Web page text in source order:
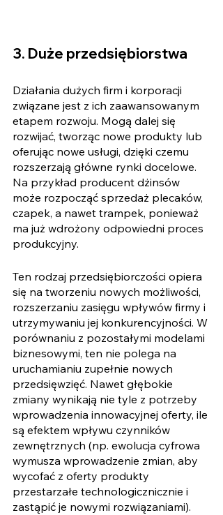
3. Duże przedsiębiorstwa
Działania dużych firm i korporacji
związane jest z ich zaawansowanym
etapem rozwoju. Mogą dalej się
rozwijać, tworząc nowe produkty lub
oferując nowe usługi, dzięki czemu
rozszerzają główne rynki docelowe.
Na przykład producent dżinsów
może rozpocząć sprzedaż plecaków,
czapek, a nawet trampek, ponieważ
ma już wdrożony odpowiedni proces
produkcyjny.
Ten rodzaj przedsiębiorczości opiera
się na tworzeniu nowych możliwości,
rozszerzaniu zasięgu wpływów firmy i
utrzymywaniu jej konkurencyjności. W
porównaniu z pozostałymi modelami
biznesowymi, ten nie polega na
uruchamianiu zupełnie nowych
przedsięwzięć. Nawet głębokie
zmiany wynikają nie tyle z potrzeby
wprowadzenia innowacyjnej oferty, ile
są efektem wpływu czynników
zewnętrznych (np. ewolucja cyfrowa
wymusza wprowadzenie zmian, aby
wycofać z oferty produkty
przestarzałe technologicznicznie i
zastąpić je nowymi rozwiązaniami).